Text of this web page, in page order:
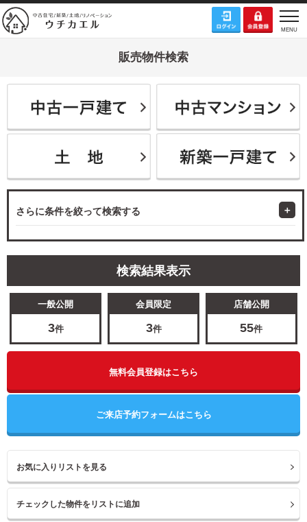
販売物件検索
さらに条件を絞って検索する
検索結果表示
一般公開
3件
会員限定
3件
店舗公開
55件
無料会員登録はこちら
ご来店予約フォームはこちら
お気に入りリストを見る